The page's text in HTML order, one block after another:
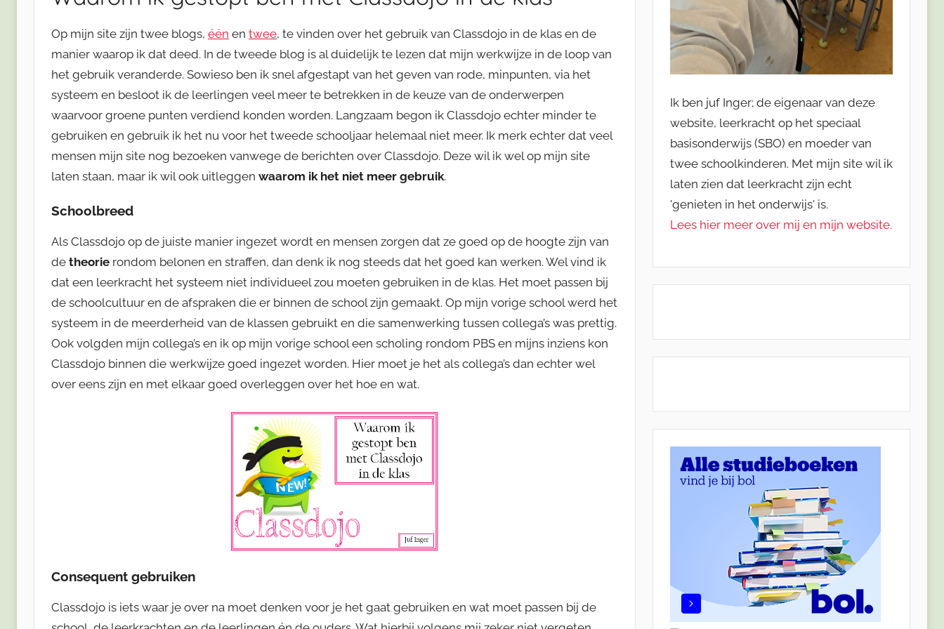
Op mijn site zijn twee blogs, één en twee, te vinden over het gebruik van Classdojo in de klas en de
manier waarop ik dat deed. In de tweede blog is al duidelijk te lezen dat mijn werkwijze in de loop van
het gebruik veranderde. Sowieso ben ik snel afgestapt van het geven van rode, minpunten, via het
systeem en besloot ik de leerlingen veel meer te betrekken in de keuze van de onderwerpen
waarvoor groene punten verdiend konden worden. Langzaam begon ik Classdojo echter minder te
gebruiken en gebruik ik het nu voor het tweede schooljaar helemaal niet meer. Ik merk echter dat veel
mensen mijn site nog bezoeken vanwege de berichten over Classdojo. Deze wil ik wel op mijn site
laten staan, maar ik wil ook uitleggen waarom ik het niet meer gebruik.
Schoolbreed
Als Classdojo op de juiste manier ingezet wordt en mensen zorgen dat ze goed op de hoogte zijn van
de theorie rondom belonen en straffen, dan denk ik nog steeds dat het goed kan werken. Wel vind ik
dat een leerkracht het systeem niet individueel zou moeten gebruiken in de klas. Het moet passen bij
de schoolcultuur en de afspraken die er binnen de school zijn gemaakt. Op mijn vorige school werd het
systeem in de meerderheid van de klassen gebruikt en die samenwerking tussen collega’s was prettig.
Ook volgden mijn collega’s en ik op mijn vorige school een scholing rondom PBS en mijns inziens kon
Classdojo binnen die werkwijze goed ingezet worden. Hier moet je het als collega’s dan echter wel
over eens zijn en met elkaar goed overleggen over het hoe en wat.
Consequent gebruiken
Classdojo is iets waar je over na moet denken voor je het gaat gebruiken en wat moet passen bij de
Ik ben juf Inger; de eigenaar van deze
website, leerkracht op het speciaal
basisonderwijs (SBO) en moeder van
twee schoolkinderen. Met mijn site wil ik
laten zien dat leerkracht zijn echt
'genieten in het onderwijs' is.
Lees hier meer over mij en mijn website.